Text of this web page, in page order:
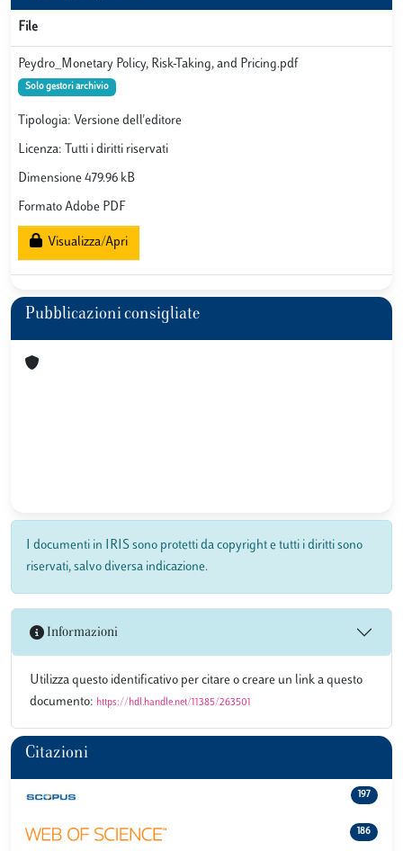
File
Peydro_Monetary Policy, Risk-Taking, and Pricing.pdf
Solo gestori archivio
Tipologia: Versione dell'editore
Licenza: Tutti i diritti riservati
Dimensione 479.96 kB
Formato Adobe PDF
Visualizza/Apri
Pubblicazioni consigliate
I documenti in IRIS sono protetti da copyright e tutti i diritti sono
riservati, salvo diversa indicazione.
Informazioni
Utilizza questo identificativo per citare o creare un link a questo
documento: https://hdl.handle.net/11385/263501
Citazioni
197
186